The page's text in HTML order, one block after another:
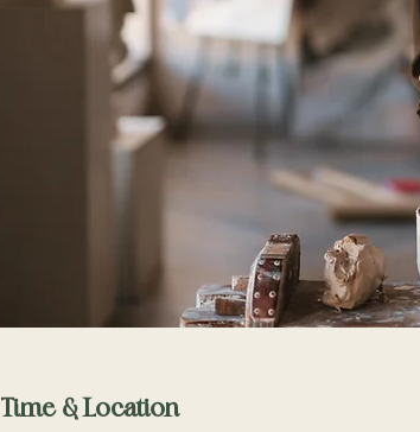
Time & Location